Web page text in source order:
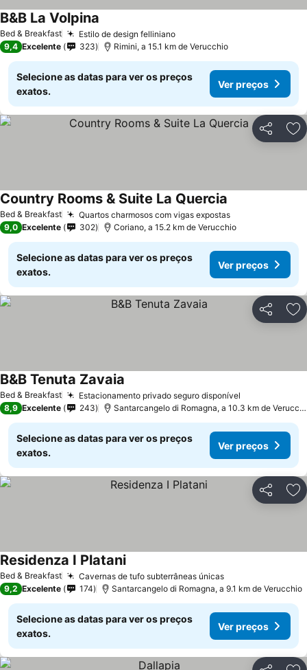
Bed & Breakfast Estilo de design felliniano
B&B La Volpina
9,4 Excelente 323 Rimini, a 15.1 km de Verucchio
Selecione as datas para ver os preços
exatos.
Ver preços
Partilhar
Bed & Breakfast Quartos charmosos com vigas expostas
Country Rooms & Suite La Quercia
9,0 Excelente 302 Coriano, a 15.2 km de Verucchio
Selecione as datas para ver os preços
exatos.
Ver preços
Partilhar
Bed & Breakfast Estacionamento privado seguro disponível
B&B Tenuta Zavaia
8,9 Excelente 243 Santarcangelo di Romagna, a 10.3 km de Verucchio
Selecione as datas para ver os preços
exatos.
Ver preços
Partilhar
Bed & Breakfast Cavernas de tufo subterrâneas únicas
Residenza I Platani
9,2 Excelente 174 Santarcangelo di Romagna, a 9.1 km de Verucchio
Selecione as datas para ver os preços
exatos.
Ver preços